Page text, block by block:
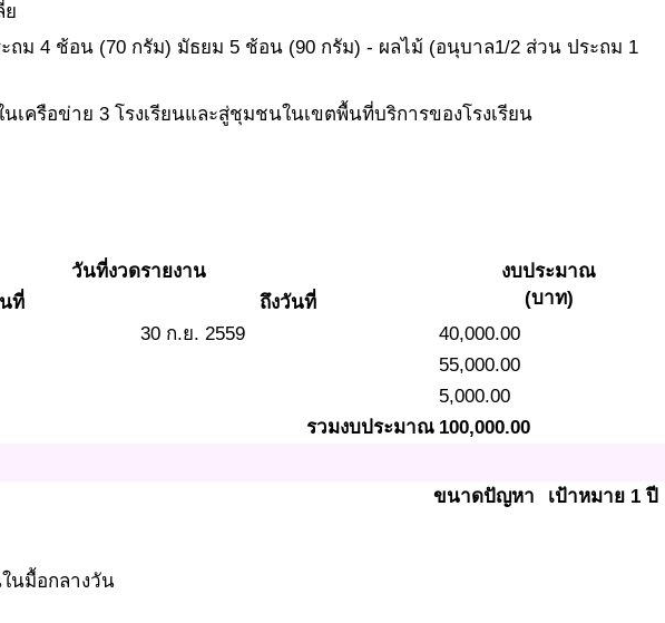
ย
ม 4 ช้อน (70 กรัม) มัธยม 5 ช้อน (90 กรัม) - ผลไม้ (อนุบาล1/2 ส่วน ประถม 1
เครือข่าย 3 โรงเรียนและสู่ชุมชนในเขตพื้นที่บริการของโรงเรียน
วันที่งวดรายงาน
งบประมาณ
(บาท)
ที่
ถึงวันที่
30 ก.ย. 2559
40,000.00
55,000.00
5,000.00
รวมงบประมาณ 100,000.00
ขนาดปัญหา
เป้าหมาย 1 ปี
นมื้อกลางวัน